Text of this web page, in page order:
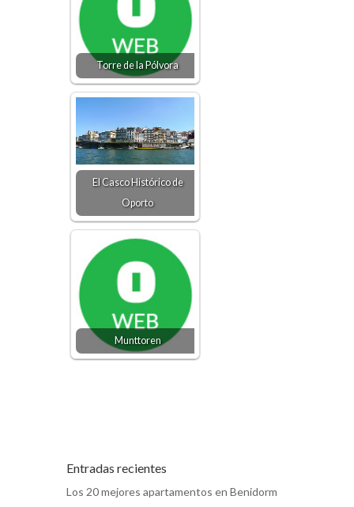
Torre de la Pólvora
El Casco Histórico de
Oporto
Munttoren
Entradas recientes
Los 20 mejores apartamentos en Benidorm